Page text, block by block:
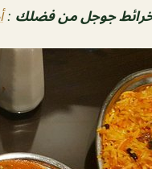
خرائط جوجل من فضلك :